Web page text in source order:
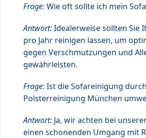
Frage:Wie oft sollte ich mein
Antwort:Idealerweise sollten Sie
pro Jahr reinigen lassen, um
gegen Verschmutzungen und
gewährleisten.
Frage:Ist die Sofareinigung durch
Polsterreinigung München
Antwort: Ja, wir achten bei
einen schonenden Umgang mit